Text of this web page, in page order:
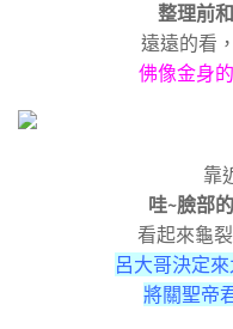
整理前
遠遠的看
佛像金身
靠
哇~臉部
看起來龜
呂大哥決定
將關聖帝